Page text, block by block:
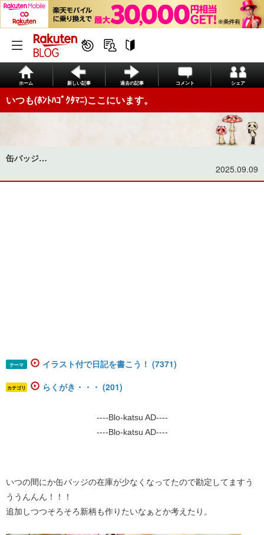
ホーム 新しい記事 過去の記事 コメント シェア
いつも(ﾎﾝﾄﾊｺﾞｸﾀﾏﾆ)ここにいます。
缶バッジ…
2025.09.09
テーマ イラスト付で日記を書こう！ (7371)
カテゴリ らくがき・・・ (201)
----Blo-katsu AD----
----Blo-katsu AD----
いつの間にか缶バッジの在庫が少なくなってたので勘定してますう
ううんんん！！！
追加しつつそろそろ新柄も作りたいなぁとか考えたり。